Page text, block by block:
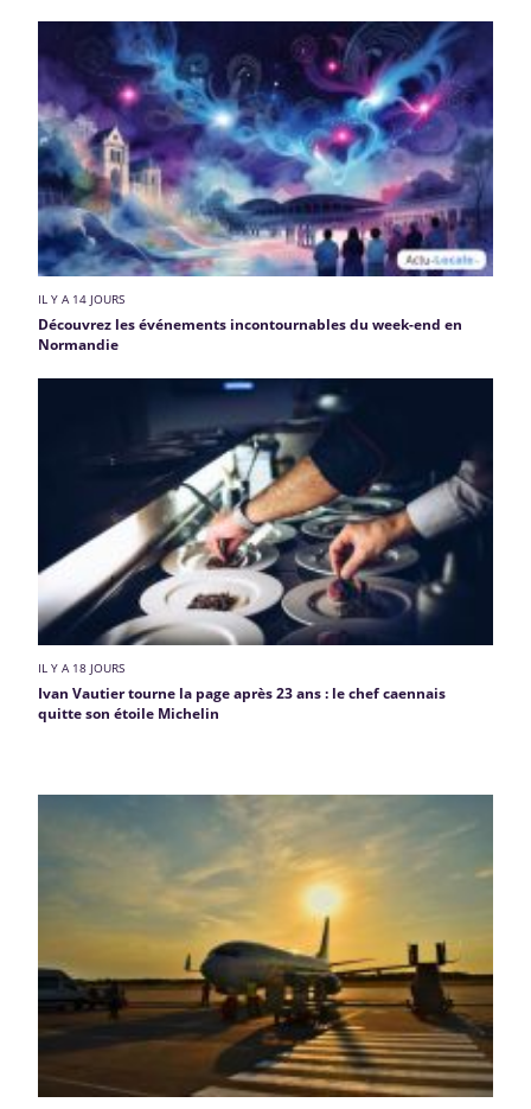
IL Y A 14 JOURS
Découvrez les événements incontournables du week-end en
Normandie
IL Y A 18 JOURS
Ivan Vautier tourne la page après 23 ans : le chef caennais
quitte son étoile Michelin